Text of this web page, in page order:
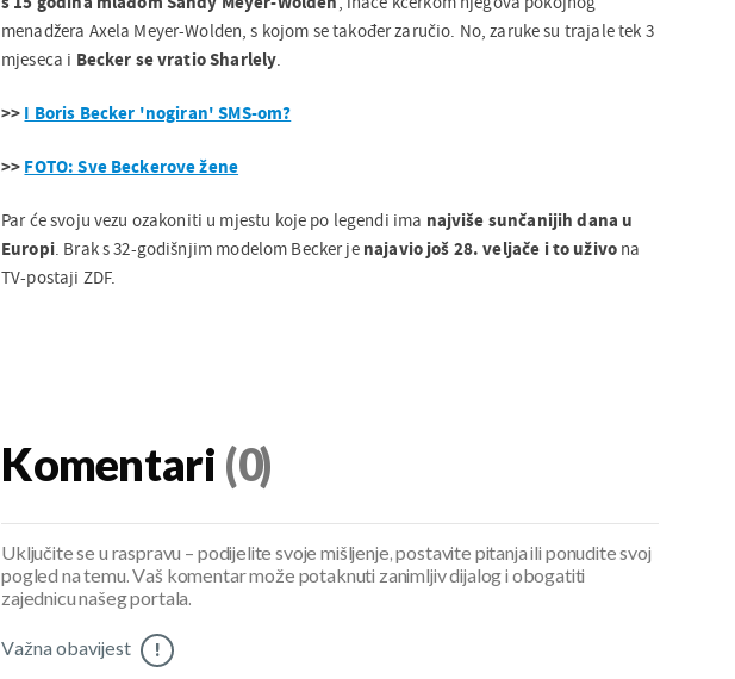
menadžera Axela Meyer-Wolden, s kojom se također zaručio. No, zaruke su trajale tek 3
mjeseca i Becker se vratio Sharlely.
>> I Boris Becker 'nogiran' SMS-om?
>> FOTO: Sve Beckerove žene
Par će svoju vezu ozakoniti u mjestu koje po legendi ima najviše sunčanijih dana u
Europi. Brak s 32-godišnjim modelom Becker je najavio još 28. veljače i to uživo na
TV-postaji ZDF.
Komentari (0)
Uključite se u raspravu – podijelite svoje mišljenje, postavite pitanja ili ponudite svoj
pogled na temu. Vaš komentar može potaknuti zanimljiv dijalog i obogatiti
zajednicu našeg portala.
Važna obavijest !